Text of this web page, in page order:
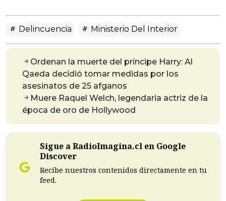
Delincuencia Ministerio Del Interior
Ordenan la muerte del príncipe Harry: Al
Qaeda decidió tomar medidas por los
asesinatos de 25 afganos
Muere Raquel Welch, legendaria actriz de la
época de oro de Hollywood
Sigue a RadioImagina.cl en Google
Discover
Recibe nuestros contenidos directamente en tu
feed.